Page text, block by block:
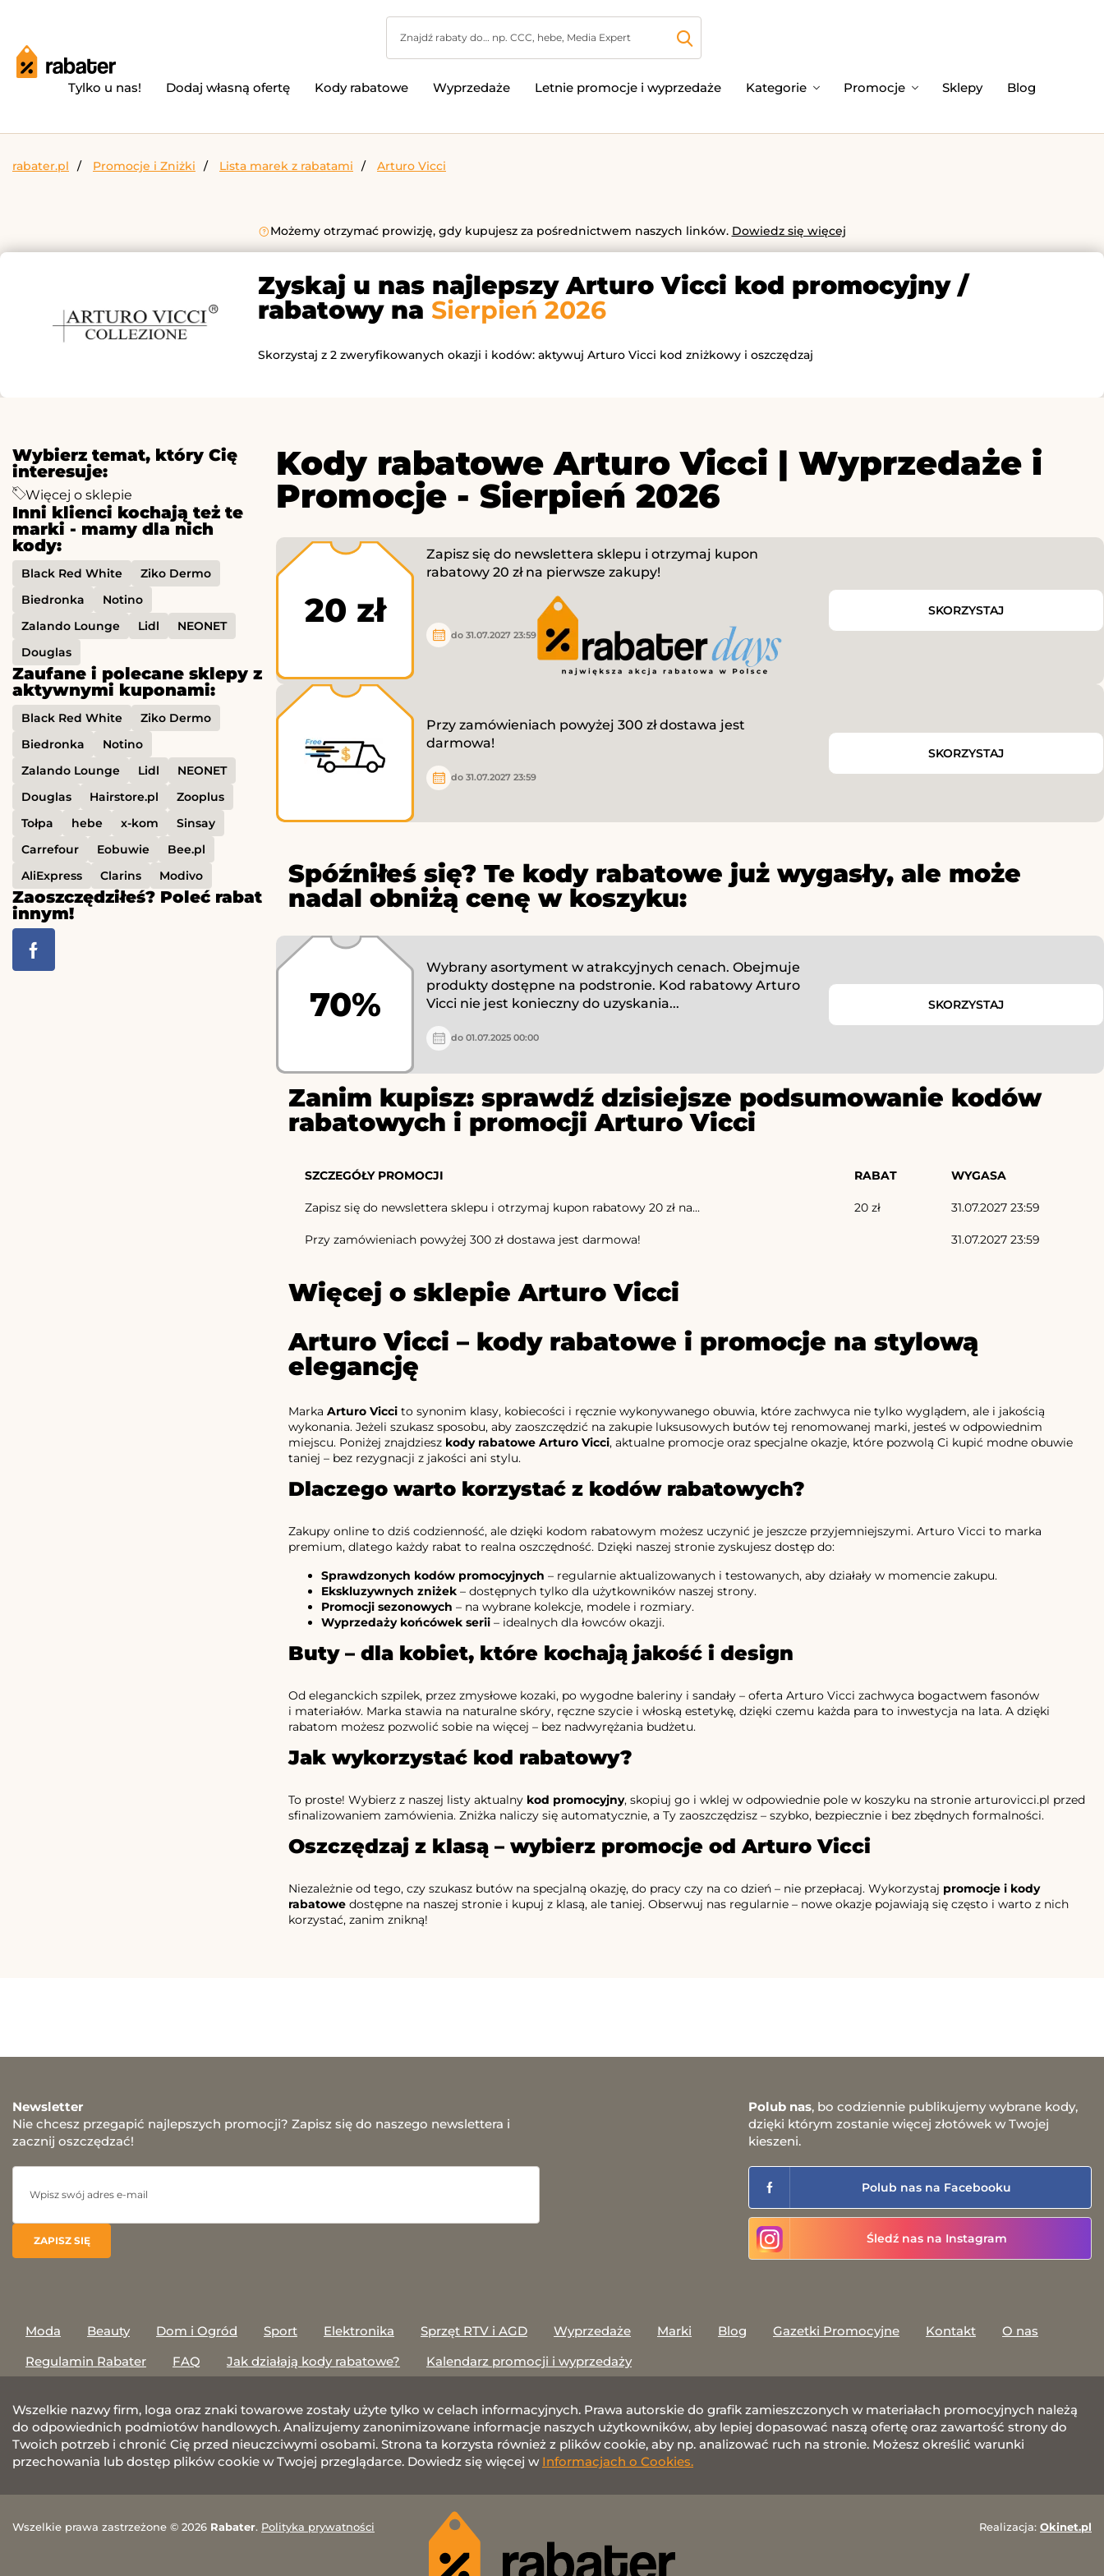
Tylko u nas! Dodaj własną ofertę Kody rabatowe Wyprzedaże Letnie promocje i wyprzedaże Kategorie Promocje Sklepy Blog
rabater.pl Promocje i Zniżki Lista marek z rabatami Arturo Vicci
Możemy otrzymać prowizję, gdy kupujesz za pośrednictwem naszych linków. Dowiedz się więcej
Zyskaj u nas najlepszy Arturo Vicci kod promocyjny /
rabatowy na Sierpień 2026
Skorzystaj z 2 zweryfikowanych okazji i kodów: aktywuj Arturo Vicci kod zniżkowy i oszczędzaj
Wybierz temat, który Cię
interesuje:
Więcej o sklepie
Inni klienci kochają też te
marki - mamy dla nich
kody:
Black Red White
Ziko Dermo
Biedronka
Notino
Zalando Lounge
Lidl
NEONET
Douglas
Zaufane i polecane sklepy z
aktywnymi kuponami:
Black Red White
Ziko Dermo
Biedronka
Notino
Zalando Lounge
Lidl
NEONET
Douglas
Hairstore.pl
Zooplus
Tołpa
hebe x-kom
Sinsay
Carrefour
Eobuwie
Bee.pl
AliExpress
Clarins Modivo
Zaoszczędziłeś? Poleć rabat
innym!
Kody rabatowe Arturo Vicci | Wyprzedaże i
Promocje - Sierpień 2026
20 zł
Zapisz się do newslettera sklepu i otrzymaj kupon
rabatowy 20 zł na pierwsze zakupy!
do 31.07.2027 23:59
SKORZYSTAJ
Przy zamówieniach powyżej 300 zł dostawa jest
darmowa!
do 31.07.2027 23:59
SKORZYSTAJ
Spóźniłeś się? Te kody rabatowe już wygasły, ale może
nadal obniżą cenę w koszyku:
70%
Wybrany asortyment w atrakcyjnych cenach. Obejmuje
produkty dostępne na podstronie. Kod rabatowy Arturo
Vicci nie jest konieczny do uzyskania...
do 01.07.2025 00:00
SKORZYSTAJ
Zanim kupisz: sprawdź dzisiejsze podsumowanie kodów
rabatowych i promocji Arturo Vicci
SZCZEGÓŁY PROMOCJI RABAT WYGASA
Zapisz się do newslettera sklepu i otrzymaj kupon rabatowy 20 zł na... 20 zł 31.07.2027 23:59
Przy zamówieniach powyżej 300 zł dostawa jest darmowa! 31.07.2027 23:59
Więcej o sklepie Arturo Vicci
Arturo Vicci – kody rabatowe i promocje na stylową
elegancję
Marka Arturo Vicci to synonim klasy, kobiecości i ręcznie wykonywanego obuwia, które zachwyca nie tylko wyglądem, ale i jakością
wykonania. Jeżeli szukasz sposobu, aby zaoszczędzić na zakupie luksusowych butów tej renomowanej marki, jesteś w odpowiednim
miejscu. Poniżej znajdziesz kody rabatowe Arturo Vicci, aktualne promocje oraz specjalne okazje, które pozwolą Ci kupić modne obuwie
taniej – bez rezygnacji z jakości ani stylu.
Dlaczego warto korzystać z kodów rabatowych?
Zakupy online to dziś codzienność, ale dzięki kodom rabatowym możesz uczynić je jeszcze przyjemniejszymi. Arturo Vicci to marka
premium, dlatego każdy rabat to realna oszczędność. Dzięki naszej stronie zyskujesz dostęp do:
Sprawdzonych kodów promocyjnych – regularnie aktualizowanych i testowanych, aby działały w momencie zakupu.
Ekskluzywnych zniżek – dostępnych tylko dla użytkowników naszej strony.
Promocji sezonowych – na wybrane kolekcje, modele i rozmiary.
Wyprzedaży końcówek serii – idealnych dla łowców okazji.
Buty – dla kobiet, które kochają jakość i design
Od eleganckich szpilek, przez zmysłowe kozaki, po wygodne baleriny i sandały – oferta Arturo Vicci zachwyca bogactwem fasonów
i materiałów. Marka stawia na naturalne skóry, ręczne szycie i włoską estetykę, dzięki czemu każda para to inwestycja na lata. A dzięki
rabatom możesz pozwolić sobie na więcej – bez nadwyrężania budżetu.
Jak wykorzystać kod rabatowy?
To proste! Wybierz z naszej listy aktualny kod promocyjny, skopiuj go i wklej w odpowiednie pole w koszyku na stronie arturovicci.pl przed
sfinalizowaniem zamówienia. Zniżka naliczy się automatycznie, a Ty zaoszczędzisz – szybko, bezpiecznie i bez zbędnych formalności.
Oszczędzaj z klasą – wybierz promocje od Arturo Vicci
Niezależnie od tego, czy szukasz butów na specjalną okazję, do pracy czy na co dzień – nie przepłacaj. Wykorzystaj promocje i kody
rabatowe dostępne na naszej stronie i kupuj z klasą, ale taniej. Obserwuj nas regularnie – nowe okazje pojawiają się często i warto z nich
korzystać, zanim znikną!
Newsletter
Nie chcesz przegapić najlepszych promocji? Zapisz się do naszego newslettera i
zacznij oszczędzać!
Polub nas, bo codziennie publikujemy wybrane kody,
dzięki którym zostanie więcej złotówek w Twojej
kieszeni.
Polub nas na Facebooku
Śledź nas na Instagram
Moda Beauty Dom i Ogród Sport Elektronika Sprzęt RTV i AGD Wyprzedaże Marki Blog Gazetki Promocyjne Kontakt
O nas
Regulamin Rabater
FAQ Jak działają kody rabatowe? Kalendarz promocji i wyprzedaży
Wszelkie nazwy firm, loga oraz znaki towarowe zostały użyte tylko w celach informacyjnych. Prawa autorskie do grafik zamieszczonych w materiałach promocyjnych należą
do odpowiednich podmiotów handlowych. Analizujemy zanonimizowane informacje naszych użytkowników, aby lepiej dopasować naszą ofertę oraz zawartość strony do
Twoich potrzeb i chronić Cię przed nieuczciwymi osobami. Strona ta korzysta również z plików cookie, aby np. analizować ruch na stronie. Możesz określić warunki
przechowania lub dostęp plików cookie w Twojej przeglądarce. Dowiedz się więcej w Informacjach o Cookies.
Wszelkie prawa zastrzeżone © 2026 Rabater. Polityka prywatności Realizacja: Okinet.pl